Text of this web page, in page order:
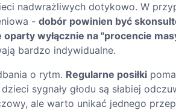
nadwrażliwych dotykowo. W
- dobór powinien być
wyłącznie na "procencie
bardzo indywidualne.
o rytm. Regularne posiłki
sygnały głodu są słabiej
ale warto unikać jednego